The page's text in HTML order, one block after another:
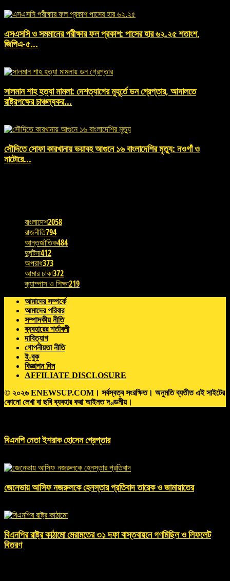
এসএসসি ও সমমানের পরীক্ষার ফল প্রকাশ: পাসের হার ৬২.২৫ শতাংশ,
জিপিএ-৫...
সালমান শাহ হত্যা মামলা: দেশত্যাগের মুহূর্তে ডন গ্রেপ্তার, আদালতে
রাষ্ট্রপক্ষের চাঞ্চল্যকর...
সৌদিতে সোফা কারখানায় ভয়াবহ আগুনে ১৬ বাংলাদেশির মৃত্যু: নওগাঁ ও
নাটোরে...
বাংলাদেশ2058
রাজনীতি794
আন্তর্জাতিক484
দুর্ঘটনা412
অপরাধ373
আমার ঢাকা372
ক্যাম্পাস ও শিক্ষা219
আমাদের সম্পর্কে
আমাদের পরিবার
সম্পাদকীয় নীতি
ব্যবহারের শর্তাবলী
দাবিত্যাগ
গোপনীয়তা নীতি
ই-বুক
বিজ্ঞাপন দিন
AFFILIATE DISCLOSURE
© ২০২৬ ENEWSUP.COM। সর্বস্বত্ব সংরক্ষিত। অনুমতি ব্যতীত এই সাইটের
কোনো লেখা বা ছবি ব্যবহার করা আইনত দণ্ডনীয়।
বিএনপি নেতা ইশরাক হোসেন গ্রেপ্তার
জেনেভায় আসিফ নজরুলকে হেনস্তার প্রতিবাদ তারেক ও জামায়াতের
বিএনপির রাষ্ট্র কাঠামো মেরামতের ৩১ দফা বাস্তবায়নে গণমিছিল ও লিফলেট
বিতরণ